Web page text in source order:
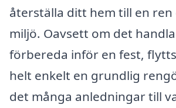
återställa ditt hem till en ren
miljö. Oavsett om det
förbereda inför en fest,
helt enkelt en grundlig
det många anledningar till